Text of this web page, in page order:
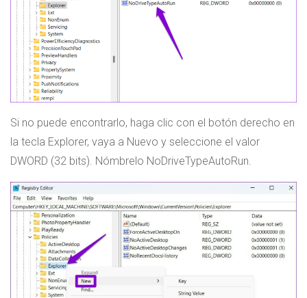
Si no puede encontrarlo, haga clic con el botón derecho en
la tecla Explorer, vaya a Nuevo y seleccione el valor
DWORD (32 bits). Nómbrelo NoDriveTypeAutoRun.